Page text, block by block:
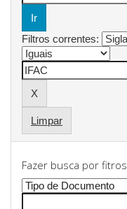
Filtros correntes:
Limpar
Fazer busca por fitros